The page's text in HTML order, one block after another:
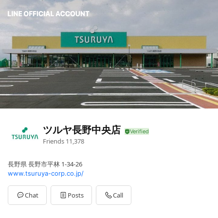
ツルヤ長野中央店
Friends 11,378
長野県 長野市平林 1-34-26
www.tsuruya-corp.co.jp/
Chat Posts Call